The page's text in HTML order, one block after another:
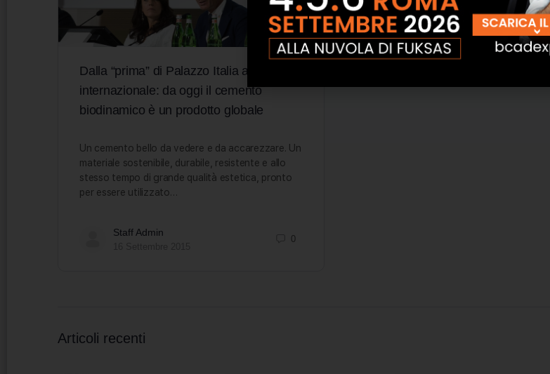
Dalla “prima” di Palazzo Italia al mercato
internazionale: da oggi il cemento
biodinamico è un prodotto globale
Un cemento bello da vedere e da accarezzare. Un
materiale sostenibile, durabile, resistente e allo
stesso tempo di grande qualità estetica, pronto
per essere utilizzato…
Staff Admin
0
Articoli recenti